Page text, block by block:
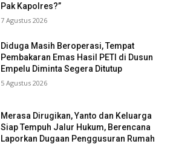
Pak Kapolres?”
7 Agustus 2026
Diduga Masih Beroperasi, Tempat
Pembakaran Emas Hasil PETI di Dusun
Empelu Diminta Segera Ditutup
5 Agustus 2026
Merasa Dirugikan, Yanto dan Keluarga
Siap Tempuh Jalur Hukum, Berencana
Laporkan Dugaan Penggusuran Rumah